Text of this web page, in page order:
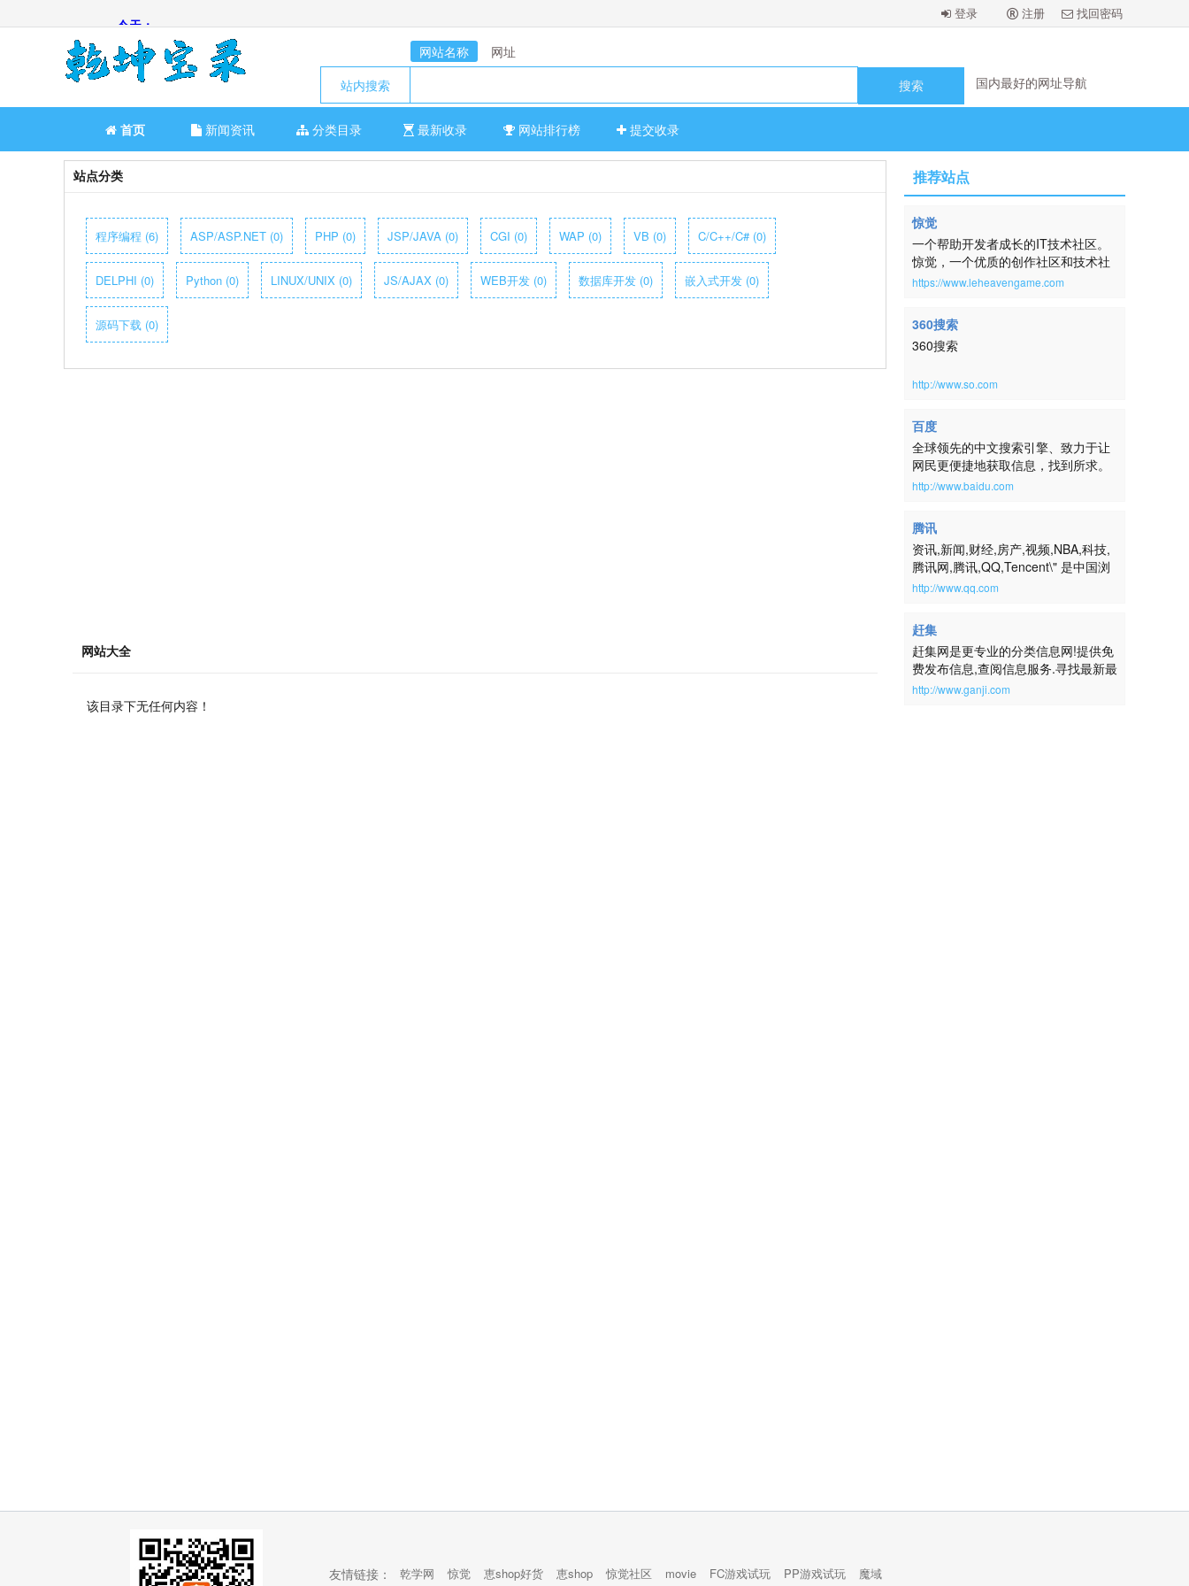
登录 注册 找回密码
网站名称
网址
站内搜索
国内最好的网址导航
国内最好的网址导航
首页 新闻资讯 分类目录 最新收录 网站排行榜 提交收录
站点分类
程序编程 (6) ASP/ASP.NET (0) PHP (0) JSP/JAVA (0) CGI (0) WAP (0) VB (0) C/C++/C# (0)
DELPHI (0) Python (0) LINUX/UNIX (0) JS/AJAX (0) WEB开发 (0) 数据库开发 (0) 嵌入式开发 (0)
源码下载 (0)
网站大全
该目录下无任何内容！
推荐站点
惊觉
一个帮助开发者成长的IT技术社区。
惊觉，一个优质的创作社区和技术社
区，在这里，用户每天都可以在这里
程、设计、硬件、游戏等令人激动的
话题。本网站取自：横钗整鬓，倚醉
唱清词，房户静，酒杯深。帘幕明残
溪·韵高格妙》
https://www.leheavengame.com
360搜索
360搜索
http://www.so.com
百度
全球领先的中文搜索引擎、致力于让
网民更便捷地获取信息，找到所求。
百度超过千亿的中文网页数据库，可
http://www.baidu.com
腾讯
资讯,新闻,财经,房产,视频,NBA,科技,
腾讯网,腾讯,QQ,Tencent\" 是中国浏
览量最大的中文门户网站，是腾讯公
乐产品和基础服务为一体的大型综合
门户网站。腾讯网服务于全球华人用
户，致力成为最具传播力和互动性，
权威、主流、时尚的互联网媒体平
台。通过强大的实时新闻和全面深入
http://www.qq.com
赶集
赶集网是更专业的分类信息网!提供免
费发布信息,查阅信息服务.寻找最新最
全的房屋出租、二手房、二手车、二
http://www.ganji.com
友情链接： 乾学网 惊觉 恵shop好货 恵shop 惊觉社区 movie FC游戏试玩 PP游戏试玩 魔域